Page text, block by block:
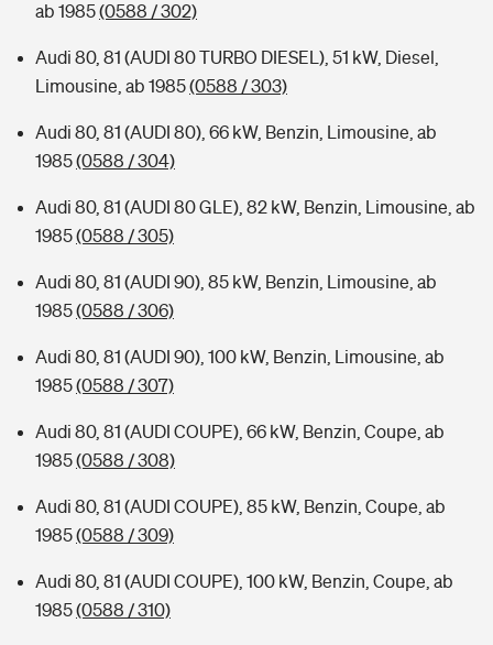
Kinderunfall-Check: Mehr Sicherheit für deine Kids
Typklassen: So ist Ihr Auto eingestuft
Sie haben Fragen?
ab 1985(0588 / 302)
Audi 80, 81 (AUDI 80 TURBO DIESEL), 51 kW, Diesel,
Limousine, ab 1985(0588 / 303)
Audi 80, 81 (AUDI 80), 66 kW, Benzin, Limousine, ab
1985(0588 / 304)
Audi 80, 81 (AUDI 80 GLE), 82 kW, Benzin, Limousine, ab
1985(0588 / 305)
Audi 80, 81 (AUDI 90), 85 kW, Benzin, Limousine, ab
1985(0588 / 306)
Audi 80, 81 (AUDI 90), 100 kW, Benzin, Limousine, ab
1985(0588 / 307)
Audi 80, 81 (AUDI COUPE), 66 kW, Benzin, Coupe, ab
1985(0588 / 308)
Audi 80, 81 (AUDI COUPE), 85 kW, Benzin, Coupe, ab
1985(0588 / 309)
Audi 80, 81 (AUDI COUPE), 100 kW, Benzin, Coupe, ab
1985(0588 / 310)